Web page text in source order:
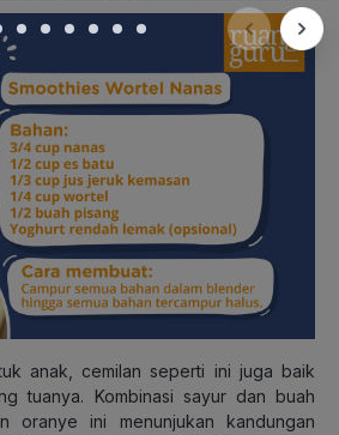
anak, cemilan seperti ini juga baik
tuanya. Kombinasi sayur dan buah
oranye ini menunjukan kandungan